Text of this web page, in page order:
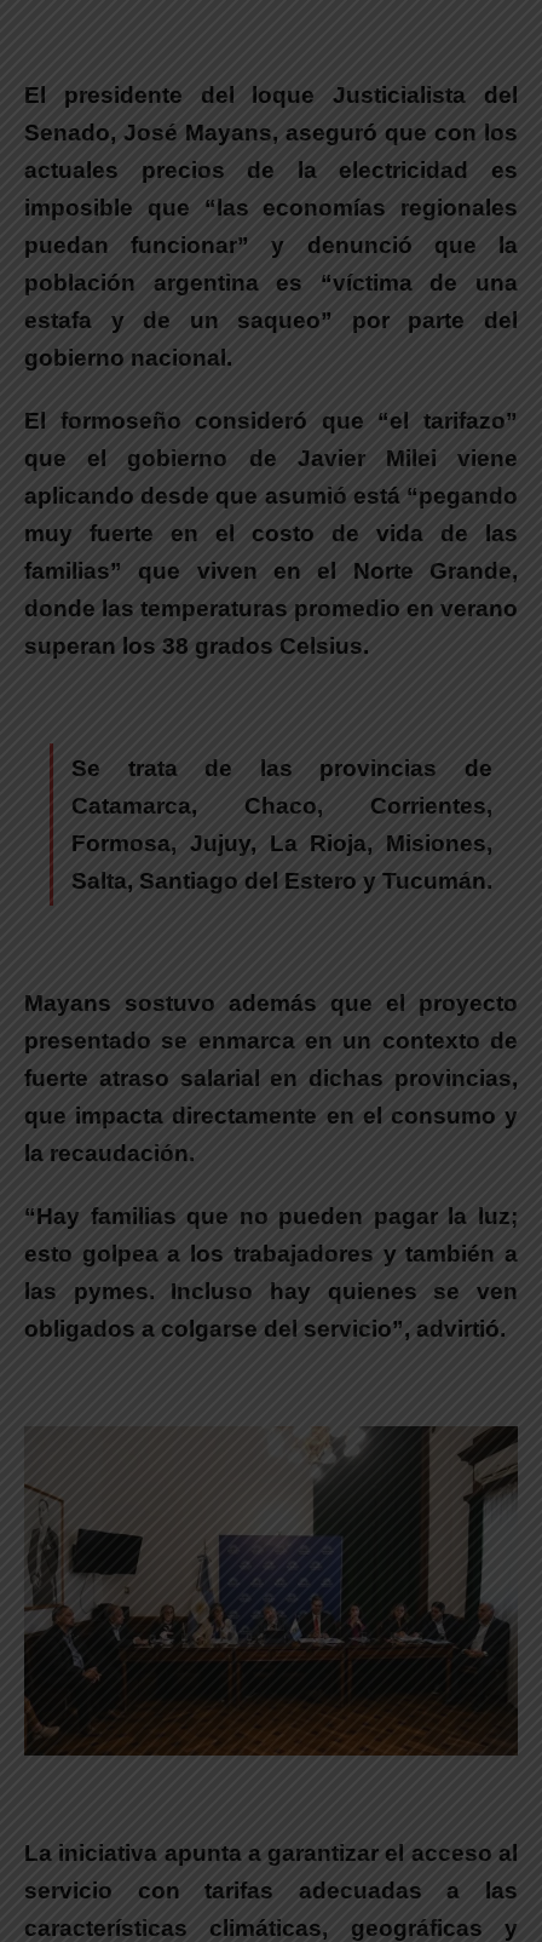
El presidente del loque Justicialista del
Senado, José Mayans, aseguró que con los
actuales precios de la electricidad es
imposible que “las economías regionales
puedan funcionar” y denunció que la
población argentina es “víctima de una
estafa y de un saqueo” por parte del
gobierno nacional.
El formoseño consideró que “el tarifazo”
que el gobierno de Javier Milei viene
aplicando desde que asumió está “pegando
muy fuerte en el costo de vida de las
familias” que viven en el Norte Grand e,
donde las temperaturas promedio en verano
superan los 38 grados Celsius.
Se trata de las provincias de
Catamarca, Chaco, Corrientes,
Formosa, Jujuy, La Rioja, Misiones,
Salta, Santiago del Estero y Tucumán.
Mayans sostuvo además que el proyecto
presentado se enmarca en un contexto de
fuerte atraso salarial en dichas provincias,
que impacta directamente en el consumo y
la recaudación.
“Hay familias que no pueden pagar la luz;
esto golpea a los trabajadores y también a
las pymes. Incluso hay quienes se ven
obligados a colgarse del servicio”, advirtió.
La iniciativa apunta a garantizar el acceso al
servicio con tarifas adecuadas a las
características climáticas, geográficas y